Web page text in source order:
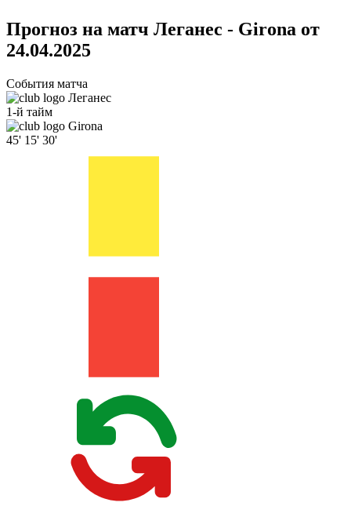
Прогноз на матч Леганес - Girona от
24.04.2025
События матча
Леганес
1-й тайм
Girona
45' 15' 30'